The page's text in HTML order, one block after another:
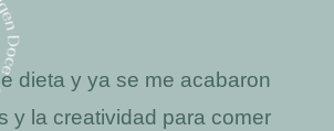
dieta y ya se me acabaron
y la creatividad para comer